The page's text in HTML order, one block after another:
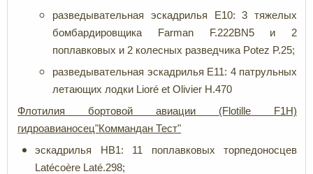
разведывательная эскадрилья E10: 3 тяжелых
бомбардировщика Farman F.222BN5 и 2
поплавковых и 2 колесных разведчика Potez P.25;
разведывательная эскадрилья E11: 4 патрульных
летающих лодки Lioré et Olivier H.470
Флотилия бортовой авиации (Flotille F1H)
гидроавианосец"Коммандан Тест"
эскадрилья HB1: 11 поплавковых торпедоносцев
Latécoère Laté.298;